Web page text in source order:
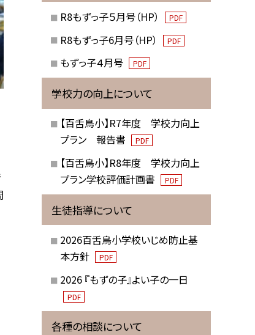
R8もずっ子５月号（HP） PDF
R8もずっ子6月号（HP） PDF
もずっ子４月号 PDF
学校力の向上について
【百舌鳥小】R7年度 学校力向上
プラン 報告書
PDF
【百舌鳥小】R8年度 学校力向上
プラン学校評価計画書
PDF
生徒指導について
2026百舌鳥小学校いじめ防止基
本方針
PDF
2026 『もずの子』よい子の一日
PDF
各種の相談について